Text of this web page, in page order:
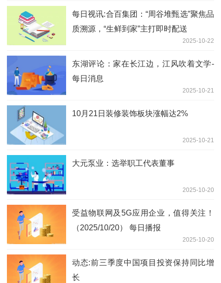
每日视讯:合百集团：“周谷堆甄选”聚焦品
质溯源，“生鲜到家”主打即时配送
2025-10-22
东湖评论：家在长江边，江风吹着文学-
每日消息
2025-10-21
10月21日装修装饰板块涨幅达2%
2025-10-21
大元泵业：选举职工代表董事
2025-10-20
受益物联网及5G应用企业，值得关注！
（2025/10/20） 每日播报
2025-10-20
动态:前三季度中国项目投资保持同比增
长